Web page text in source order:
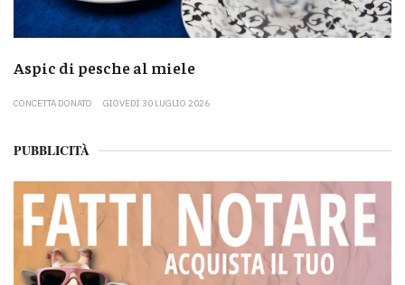
Aspic di pesche al miele
CONCETTA DONATO GIOVEDÌ 30 LUGLIO 2026
PUBBLICITÀ